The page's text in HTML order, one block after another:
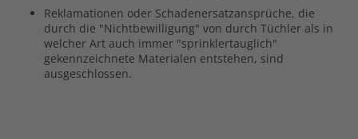
Reklamationen oder Schadenersatzansprüche, die
durch die "Nichtbewilligung" von durch Tüchler als in
welcher Art auch immer "sprinklertauglich"
gekennzeichnete Materialen entstehen, sind
ausgeschlossen.